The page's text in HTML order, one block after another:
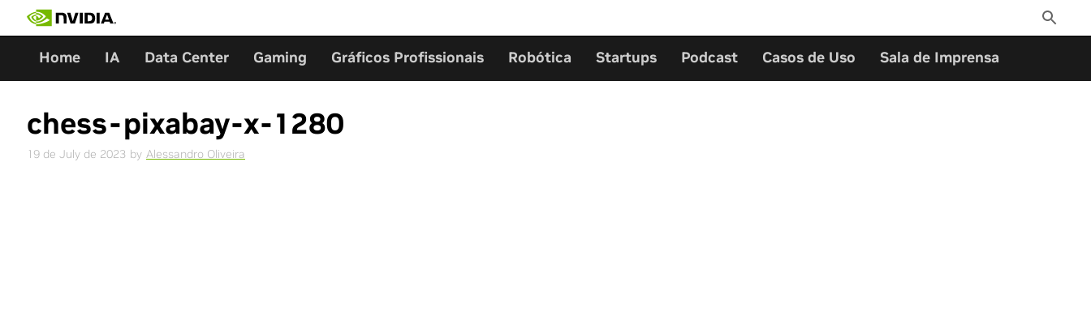
Toggle
Search
Home IA Data Center Gaming Gráficos Profissionais Robótica Startups Podcast Casos de Uso Sala de Imprensa
chess-pixabay-x-1280
19 de July de 2023 by Alessandro Oliveira